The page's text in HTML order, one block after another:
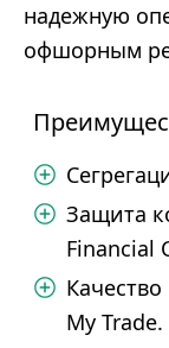
надежную
офшорным
Защита
Financial
My Trade.